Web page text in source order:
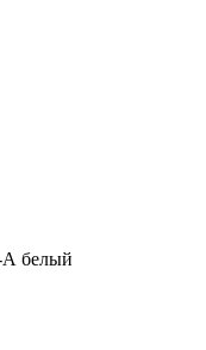
А белый